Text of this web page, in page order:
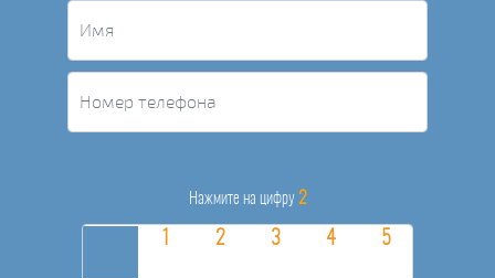
Нажмите на цифру 2